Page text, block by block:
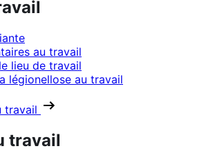
au travail
lieu de travail
légionellose au travail
travail
travail